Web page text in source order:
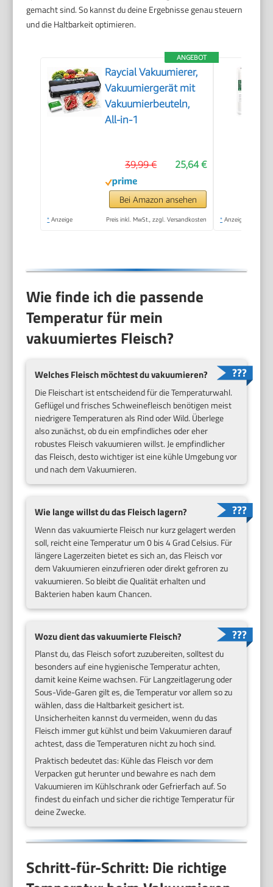
gemacht sind. So kannst du deine Ergebnisse genau steuern
und die Haltbarkeit optimieren.
ANGEBOT
Raycial Vakuumierer,
Vakuumiergerät mit
Vakuumierbeuteln,
All-in-1
25,64 €
39,99 €
Bei Amazon ansehen
* Anzeige Preis inkl. MwSt., zzgl. Versandkosten * Anzeige
Wie finde ich die passende
Temperatur für mein
vakuumiertes Fleisch?
Welches Fleisch möchtest du vakuumieren?
Die Fleischart ist entscheidend für die Temperaturwahl.
Geflügel und frisches Schweinefleisch benötigen meist
niedrigere Temperaturen als Rind oder Wild. Überlege
also zunächst, ob du ein empfindliches oder eher
robustes Fleisch vakuumieren willst. Je empfindlicher
das Fleisch, desto wichtiger ist eine kühle Umgebung vor
und nach dem Vakuumieren.
Wie lange willst du das Fleisch lagern?
Wenn das vakuumierte Fleisch nur kurz gelagert werden
soll, reicht eine Temperatur um 0 bis 4 Grad Celsius. Für
längere Lagerzeiten bietet es sich an, das Fleisch vor
dem Vakuumieren einzufrieren oder direkt gefroren zu
vakuumieren. So bleibt die Qualität erhalten und
Bakterien haben kaum Chancen.
Wozu dient das vakuumierte Fleisch?
Planst du, das Fleisch sofort zuzubereiten, solltest du
besonders auf eine hygienische Temperatur achten,
damit keine Keime wachsen. Für Langzeitlagerung oder
Sous-Vide-Garen gilt es, die Temperatur vor allem so zu
wählen, dass die Haltbarkeit gesichert ist.
Unsicherheiten kannst du vermeiden, wenn du das
Fleisch immer gut kühlst und beim Vakuumieren darauf
achtest, dass die Temperaturen nicht zu hoch sind.
Praktisch bedeutet das: Kühle das Fleisch vor dem
Verpacken gut herunter und bewahre es nach dem
Vakuumieren im Kühlschrank oder Gefrierfach auf. So
findest du einfach und sicher die richtige Temperatur für
deine Zwecke.
Schritt-für-Schritt: Die richtige